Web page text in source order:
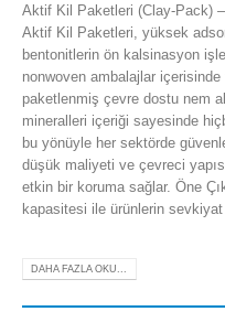
Aktif Kil Paketleri (Clay-Pack)
Aktif Kil Paketleri, yüksek
bentonitlerin ön kalsinasyon
nonwoven ambalajlar
paketlenmiş çevre dostu nem
mineralleri içeriği sayesinde
bu yönüyle her sektörde
düşük maliyeti ve çevreci
etkin bir koruma sağlar. Öne
kapasitesi ile ürünlerin sevkiyat
DAHA FAZLA OKU...